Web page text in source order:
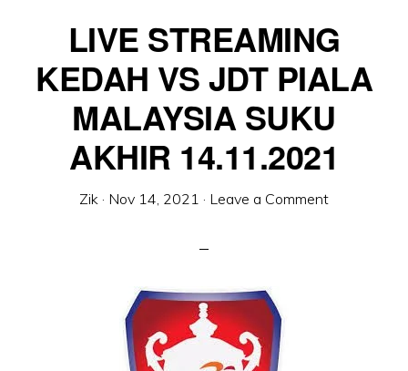
LIVE STREAMING
KEDAH VS JDT PIALA
MALAYSIA SUKU
AKHIR 14.11.2021
Zik · Nov 14, 2021 · Leave a Comment